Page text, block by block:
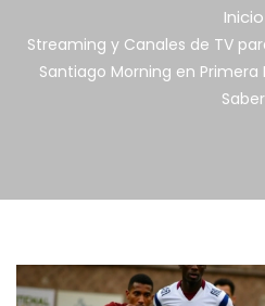
Inicio
Streaming y Canales de TV
Santiago Morning en Primera
Saber